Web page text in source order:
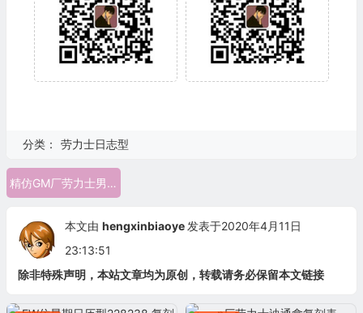
分类： 劳力士日志型
精仿GM厂劳力士男款 劳力士日志型男表适合什么人
本文由 hengxinbiaoye 发表于2020年4月11日
23:13:51
除非特殊声明，本站文章均为原创，转载请务必保留本文链接